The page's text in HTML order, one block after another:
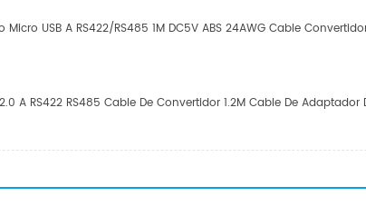
USB A RS422/RS485 1M DC5V ABS 24AWG Cable
A RS422 RS485 Cable De Convertidor 1.2M Cable De Adaptador